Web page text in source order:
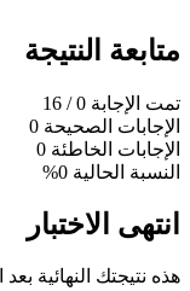
متابعة النتيجة
تمت الإجابة 0
/ 16
الإجابات الصحيحة 0
الإجابات الخاطئة 0
النسبة الحالية 0%
انتهى الاختبار
هذه نتيجتك النهائية